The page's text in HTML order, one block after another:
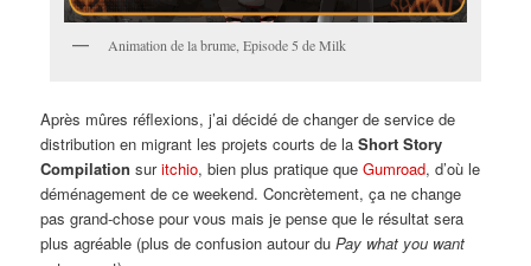
Animation de la brume, Episode 5 de Milk
Après mûres réflexions, j’ai décidé de changer de service de
distribution en migrant les projets courts de laShort Story
Compilation suritchio, bien plus pratique queGumroad, d’où le
déménagement de ce weekend. Concrètement, ça ne change
pas grand-chose pour vous mais je pense que le résultat sera
plus agréable (plus de confusion autour duPay what you want